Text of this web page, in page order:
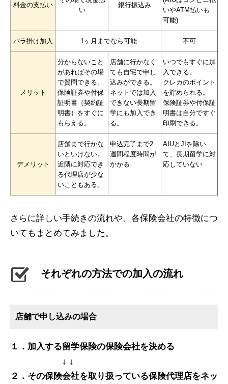
料金の支払い
い
銀行振込み
いやATM払いも
可能)
バラ掛け加入 1ヶ月までなら可能 不可
メリット
分からないこと
があればその場
で質問できる。
保険証券や付保
証明書（契約証
明書）をすぐに
もらえる。
店舗に行かなく
ても自宅で申し
込みができる。
ネットでは加入
できない長期留
学にも加入でき
る。
いつでもすぐに加
入できる。
クレカのポイント
を貯められる。
保険証券や付保証
明書は自分ですぐ
印刷できる。
デメリット
店舗まで行かな
いといけない。
近隣に対応でき
る代理店が少な
いこともある。
申込完了まで2
週間程度時間が
かかる
AIUとJIを除い
て、長期留学に対
応していない
さらに詳しい手続きの流れや、各保険会社の特徴につ
いてもまとめてみました。
それぞれの方法での加入の流れ
店舗で申し込みの場合
１．加入する留学保険の保険会社を決める
↓ ↓
２．その保険会社を取り扱っている保険代理店をネッ